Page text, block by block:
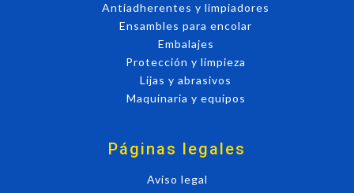
Antiadherentes y limpiadores
Ensambles para encolar
Embalajes
Protección y limpieza
Lijas y abrasivos
Maquinaria y equipos
Páginas legales
Aviso legal